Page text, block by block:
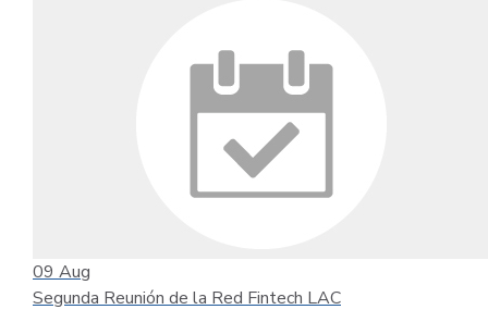
09 Aug
Segunda Reunión de la Red Fintech LAC